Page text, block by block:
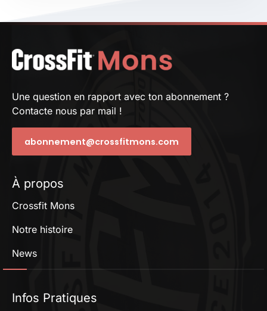
Une question en rapport avec ton abonnement ?
Contacte nous par mail !
abonnement@crossfitmons.com
À propos
Crossfit Mons
Notre histoire
News
Infos Pratiques